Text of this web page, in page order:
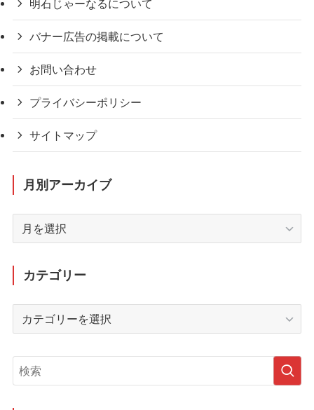
明石じゃーなるについて
バナー広告の掲載について
お問い合わせ
プライバシーポリシー
サイトマップ
月別アーカイブ
イ
ブ
カテゴリー
リ
ー